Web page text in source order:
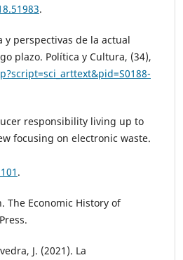
.
y perspectivas de la actual
plazo. Política y Cultura, (34),
responsibility living up to
focusing on electronic waste.
.
The Economic History of
J. (2021). La